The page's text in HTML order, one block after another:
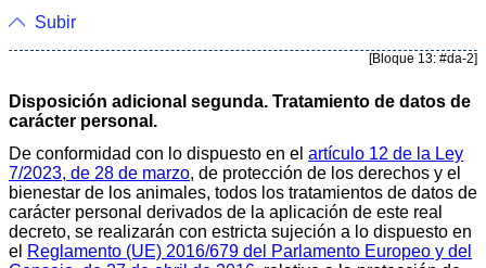
Subir
[Bloque 13: #da-2]
Disposición adicional segunda. Tratamiento de datos de
carácter personal.
De conformidad con lo dispuesto en el artículo 12 de la Ley
7/2023, de 28 de marzo, de protección de los derechos y el
bienestar de los animales, todos los tratamientos de datos de
carácter personal derivados de la aplicación de este real
decreto, se realizarán con estricta sujeción a lo dispuesto en
el Reglamento (UE) 2016/679 del Parlamento Europeo y del